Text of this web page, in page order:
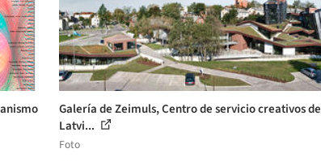
Galería de Zeimuls, Centro de servicio creativos de
Latvi...
Foto